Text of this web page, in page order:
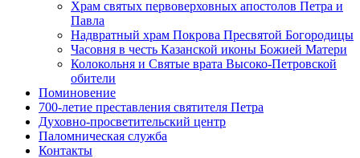
Храм святых первоверховных апостолов Петра и
Павла
Надвратный храм Покрова Пресвятой Богородицы
Часовня в честь Казанской иконы Божией Матери
Колокольня и Святые врата Высоко-Петровской
обители
Поминовение
700-летие преставления святителя Петра
Духовно-просветительский центр
Паломническая служба
Контакты